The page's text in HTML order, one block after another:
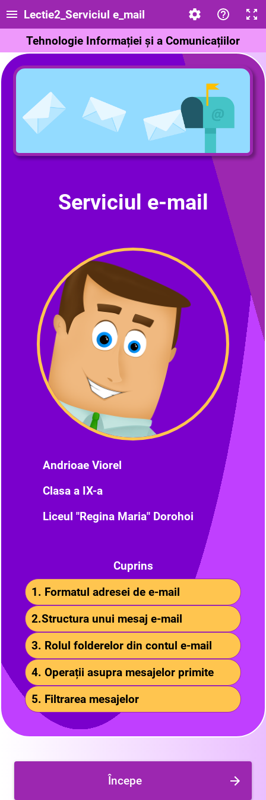
Lectie2_Serviciul e_mail
Tehnologie Informației și a Comunicațiilor
Serviciul e-mail
Andrioae Viorel
Clasa a IX-a
Liceul "Regina Maria" Dorohoi
Cuprins
1. Formatul adresei de e-mail
2.Structura unui mesaj e-mail
3. Rolul folderelor din contul e-mail
4. Operații asupra mesajelor primite
5. Filtrarea mesajelor
Începe